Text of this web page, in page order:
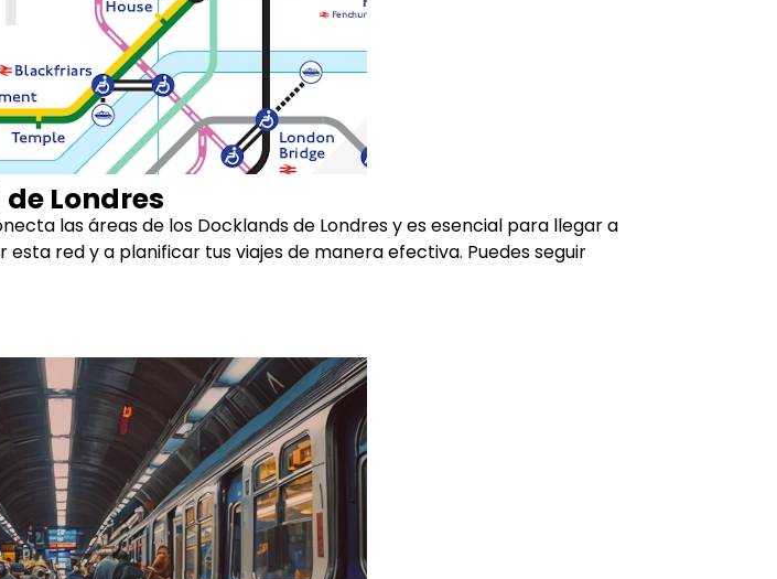
Londres
las áreas de los Docklands de Londres y es esencial para llegar a
red y a planificar tus viajes de manera efectiva. Puedes seguir